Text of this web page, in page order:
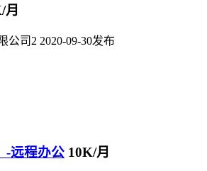
月
公司2 2020-09-30发布
-远程办公 10K/月